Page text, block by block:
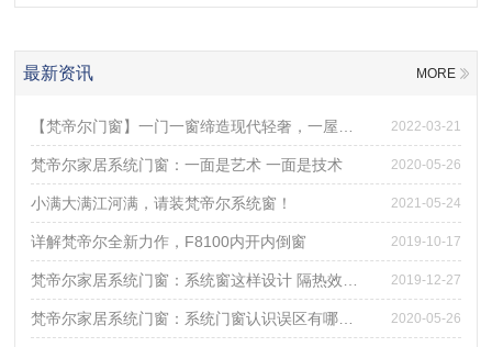
最新资讯 MORE
2022-03-21
梵帝尔家居系统门窗：一面是艺术 一面是技术 2020-05-26
小满大满江河满，请装梵帝尔系统窗！ 2021-05-24
详解梵帝尔全新力作，F8100内开内倒窗 2019-10-17
2019-12-27
2020-05-26